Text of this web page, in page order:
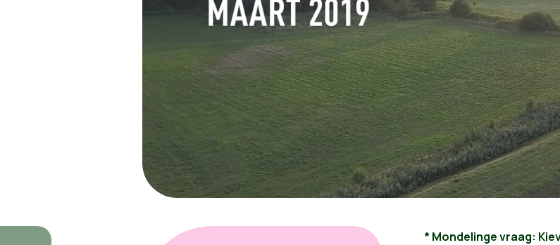
* Mondelinge vraag: